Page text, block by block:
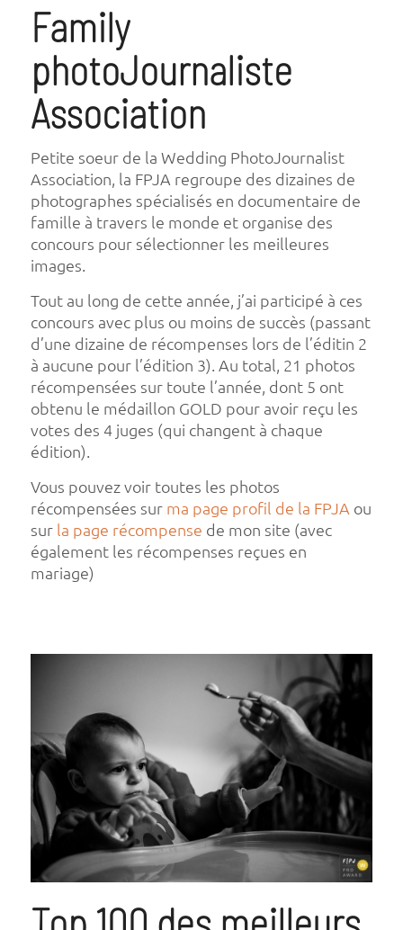
Family
photoJournaliste
Association
Petite soeur de la Wedding PhotoJournalist
Association, la FPJA regroupe des dizaines de
photographes spécialisés en documentaire de
famille à travers le monde et organise des
concours pour sélectionner les meilleures
images.
Tout au long de cette année, j’ai participé à ces
concours avec plus ou moins de succès (passant
d’une dizaine de récompenses lors de l’éditin 2
à aucune pour l’édition 3). Au total, 21 photos
récompensées sur toute l’année, dont 5 ont
obtenu le médaillon GOLD pour avoir reçu les
votes des 4 juges (qui changent à chaque
édition).
Vous pouvez voir toutes les photos
récompensées sur ma page profil de la FPJA ou
sur la page récompense de mon site (avec
également les récompenses reçues en
mariage)